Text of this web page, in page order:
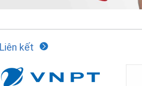
Liên kết